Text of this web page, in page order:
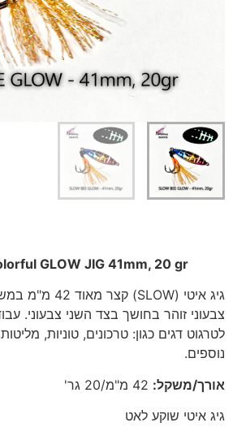
GLOW JIG 41mm, 20 gr
צבעוני זוהר בחושך בצד השני צבעוני.
לטרגוט דגים כגון: טרכונים, טוניות,
נוספים.
אורך/משקל: 42 מ"מ/20 גר'
גיג איטי שוקע לאט